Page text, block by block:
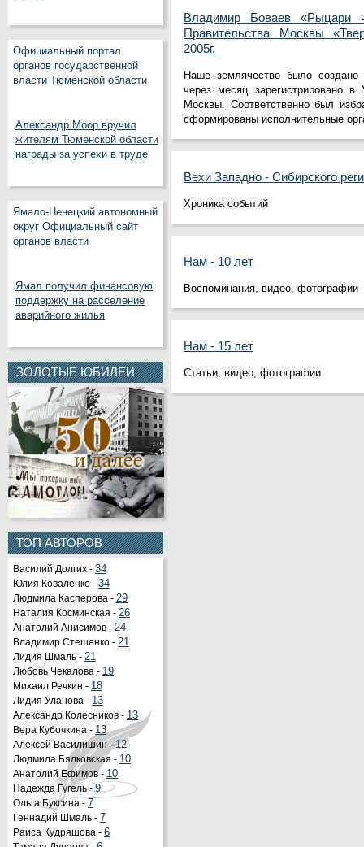
Официальный портал
органов государственной
власти Тюменской области
Александр Моор вручил
жителям Тюменской области
награды за успехи в труде
Ямало-Ненецкий автономный
округ Официальный сайт
органов власти
Ямал получил финансовую
поддержку на расселение
аварийного жилья
ЗОЛОТЫЕ ЮБИЛЕИ
ТОП АВТОРОВ
Василий Долгих - 34
Юлия Коваленко - 34
Людмила Касперова - 29
Наталия Косминская - 26
Анатолий Анисимов - 24
Владимир Стешенко - 21
Лидия Шмаль - 21
Любовь Чекалова - 19
Михаил Речкин - 18
Лидия Уланова - 13
Александр Колесников - 13
Вера Кубочкина - 13
Алексей Василишин -12
Людмила Бялковская - 10
Анатолий Ефимов - 10
Надежда Гугель -9
Ольга Буксина - 7
Геннадий Шмаль - 7
Раиса Кудряшова - 6
Владимир Боваев «Рыцари
Правительства Москвы
2005г.
Наше землячество было
через месяц зарегист­рировано в
Москвы. Соот­ветственно был
сфор­мированы исполнительные
Вехи Западно - Сибирского
Хроника событий
Нам - 10 лет
Воспоминания, видео, фотографии
Нам - 15 лет
Статьи, видео, фотографии